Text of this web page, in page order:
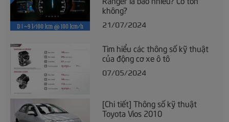
không?
21/07/2024
Tìm hiểu các thông số kỹ thuật
của động cơ xe ô tô
07/05/2024
[Chi tiết] Thông số kỹ thuật
Toyota Vios 2010